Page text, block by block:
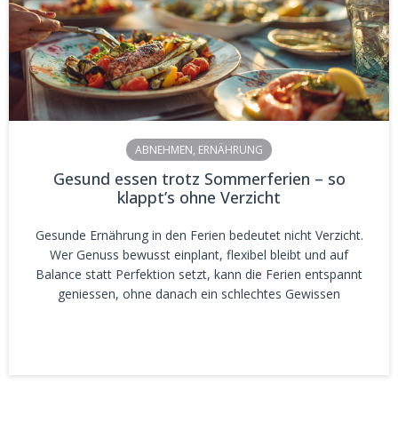
ABNEHMEN, ERNÄHRUNG
Gesund essen trotz Sommerferien – so
klappt’s ohne Verzicht
Gesunde Ernährung in den Ferien bedeutet nicht Verzicht.
Wer Genuss bewusst einplant, flexibel bleibt und auf
Balance statt Perfektion setzt, kann die Ferien entspannt
geniessen, ohne danach ein schlechtes Gewissen